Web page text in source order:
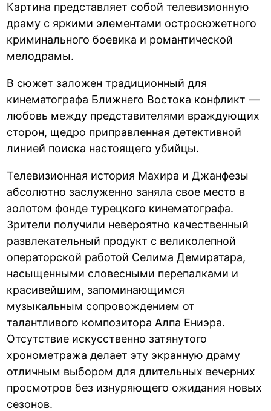
Картина представляет собой телевизионную
драму с яркими элементами остросюжетного
криминального боевика и романтической
мелодрамы.
В сюжет заложен традиционный для
кинематографа Ближнего Востока конфликт —
любовь между представителями враждующих
сторон, щедро приправленная детективной
линией поиска настоящего убийцы.
Телевизионная история Махира и Джанфезы
абсолютно заслуженно заняла свое место в
золотом фонде турецкого кинематографа.
Зрители получили невероятно качественный
развлекательный продукт с великолепной
операторской работой Селима Демиратара,
насыщенными словесными перепалками и
красивейшим, запоминающимся
музыкальным сопровождением от
талантливого композитора Алпа Ениэра.
Отсутствие искусственно затянутого
хронометража делает эту экранную драму
отличным выбором для длительных вечерних
просмотров без изнуряющего ожидания новых
сезонов.